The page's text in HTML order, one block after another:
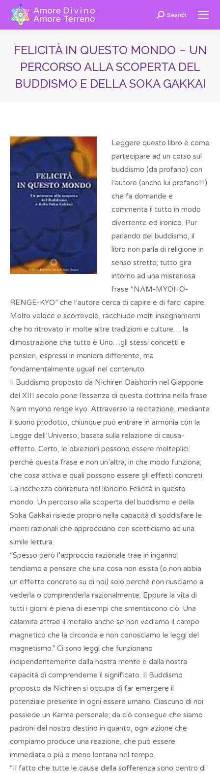
Cerca:Search
FELICITÀ IN QUESTO MONDO – UN
PERCORSO ALLA SCOPERTA DEL
BUDDISMO E DELLA SOKA GAKKAI
Leggere questo libro è come
partecipare ad un corso sul
buddismo (da profano) con
l’autore (anche lui profano!!!)
che fa domande e
commenta il tutto in modo
divertente ed ironico. Pur
parlando del buddismo, il
libro non parla di religione in
senso stretto; tutto gira
intorno ad una misteriosa
frase “NAM-MYOHO-
RENGE-KYO” che l’autore cerca di capire e di farci capire.
Molto veloce e scorrevole, racchiude molti insegnamenti
che ho ritrovato in molte altre tradizioni e culture… la
dimostrazione che tutto è Uno…gli stessi concetti e
pensieri, espressi in maniera differente, ma
fondamentalmente uguali nel contenuto.
Il Buddismo proposto da Nichiren Daishonin nel Giappone
del XIII secolo pone l’essenza di questa dottrina nella frase
Nam myoho renge kyo. Attraverso la recitazione, mediante
il suono prodotto, chiunque può entrare in armonia con la
Legge dell’Universo, basata sulla relazione di causa-
effetto. Certo, le obiezioni possono essere molteplici:
perché questa frase e non un’altra; in che modo funziona;
che cosa attiva e quali possono essere gli effetti concreti.
La ricchezza contenuta nel libricino Felicità in questo
mondo. Un percorso alla scoperta del buddismo e della
Soka Gakkai risiede proprio nella capacità di soddisfare le
menti razionali che approcciano con scetticismo ad una
simile lettura.
“Spesso però l’approccio razionale trae in inganno:
tendiamo a pensare che una cosa non esista (o non abbia
un effetto concreto su di noi) solo perché non riusciamo a
vederla o comprenderla razionalmente. Eppure la vita di
tutti i giorni è piena di esempi che smentiscono ciò. Una
calamita attrae il metallo anche se non vediamo il campo
magnetico che la circonda e non conosciamo le leggi del
magnetismo.” Ci sono leggi che funzionano
indipendentemente dalla nostra mente e dalla nostra
capacità di comprenderne il significato. Il Buddismo
proposto da Nichiren si occupa di far emergere il
potenziale presente in ogni essere umano. Ciascuno di noi
possiede un Karma personale; da ciò consegue che siamo
padroni del nostro destino in quanto, ogni azione che
compiamo produce una reazione, che può essere
immediata o più o meno lontana nel tempo.
“Il fatto che tutte le cause della sofferenza sono dentro di